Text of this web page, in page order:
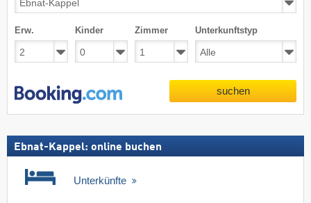
Erw. Kinder Zimmer Unterkunftstyp
suchen
Ebnat-Kappel: online buchen
Unterkünfte